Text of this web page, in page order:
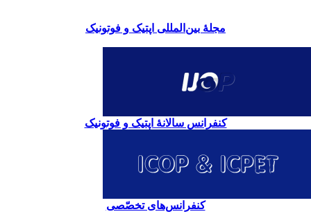
مجلۀ بین‌المللی اپتیک و فوتونیک
کنفرانس سالانۀ اپتیک و فوتونیک
کنفرانس‌های تخصّصی